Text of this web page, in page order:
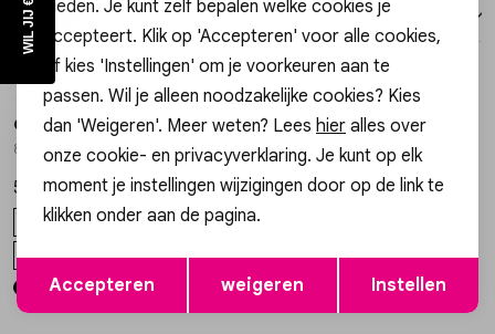
Retourneren
Style dit met
/2
Gossip
8.24.21.150.03 BOOTS MOSIE
59,99
37 38 39
40
+2
1/2
Gossip
185 FLUFFY GESTREEPTE TRUI
49,99
Opslaan
bieden. Je kunt zelf bepalen welke cookies je
accepteert. Klik op 'Accepteren' voor alle cookies,
of kies 'Instellingen' om je voorkeuren aan te
passen. Wil je alleen noodzakelijke cookies? Kies
dan 'Weigeren'. Meer weten? Lees hier alles over
onze cookie- en privacyverklaring. Je kunt op elk
moment je instellingen wijzigingen door op de link te
klikken onder aan de pagina.
Accepteren weigeren Instellen